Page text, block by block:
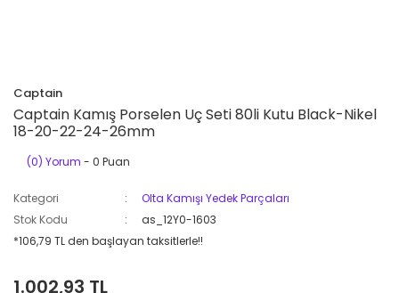
Captain
Captain Kamış Porselen Uç Seti 80li Kutu Black-Nikel
18-20-22-24-26mm
(0) Yorum - 0 Puan
Kategori
Olta Kamışı Yedek Parçaları
Stok Kodu
as_12Y0-1603
*106,79 TL den başlayan taksitlerle!!
1.002,93 TL